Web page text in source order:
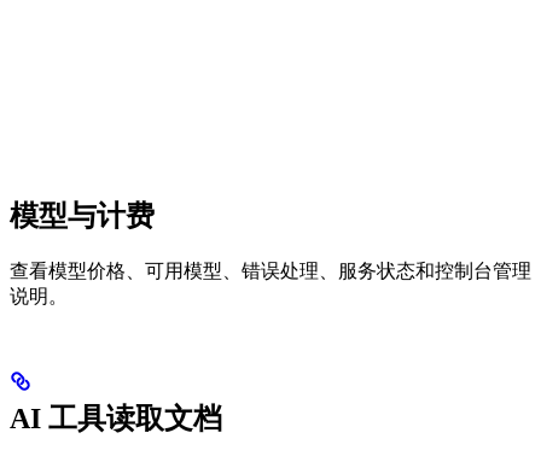
模型与计费
查看模型价格、可用模型、错误处理、服务状态和控制台管理
说明。
AI 工具读取文档